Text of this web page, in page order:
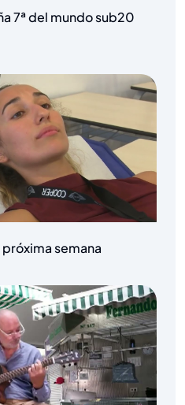
7ª del mundo sub20
semana